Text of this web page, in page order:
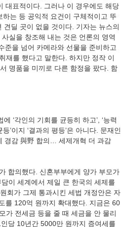
대표적이다. 그러나 이 경우에도 해당
는 등 공익적 요건이 구체적이고 뚜
딜 곳이 없을 것이다. 기자는 뉴스의
실을 창조해 내는 것은 언론의 영역
준을 넘어 카메라와 선물을 준비하고
재를 했다고 말한다. 하지만 정작 이
명품을 미끼로 다른 함정을 팠다. 함
’이지 ‘결과의 평등’은 아니다. 문재인
경감 與野 합의… 세제개혁 더 과감
합의했다. 신혼부부에게 양가 부모가
이 세계에서 제일 큰 한국의 세제를
회가 그제 통과시킨 세법 개정안은 자
를 120억 원까지 확대했다. 지금은 60
가 전세금 등을 줄 때 세금을 안 물리
당 10년간 5000만 원까지 증여세를